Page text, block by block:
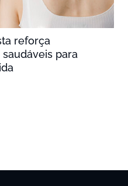
reforça
para